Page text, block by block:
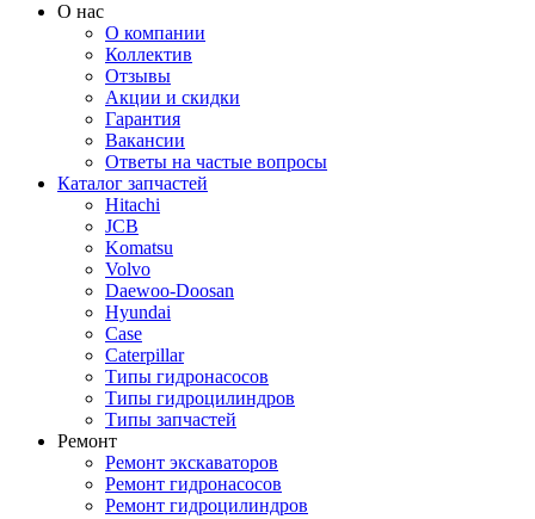
О нас
О компании
Коллектив
Отзывы
Акции и скидки
Гарантия
Вакансии
Ответы на частые вопросы
Каталог запчастей
Hitachi
JCB
Komatsu
Volvo
Daewoo-Doosan
Hyundai
Case
Caterpillar
Типы гидронасосов
Типы гидроцилиндров
Типы запчастей
Ремонт
Ремонт экскаваторов
Ремонт гидронасосов
Ремонт гидроцилиндров